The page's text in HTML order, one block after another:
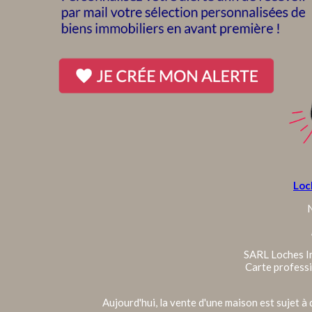
SARL Loches
Carte
Aujourd'hui, la vente d'une maison est sujet à